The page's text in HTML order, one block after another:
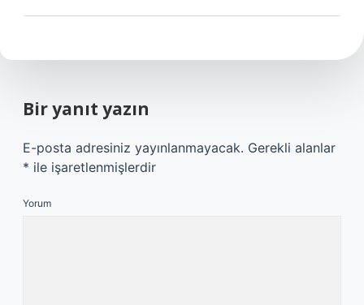
Bir yanıt yazın
E-posta adresiniz yayınlanmayacak. Gerekli alanlar
* ile işaretlenmişlerdir
Yorum